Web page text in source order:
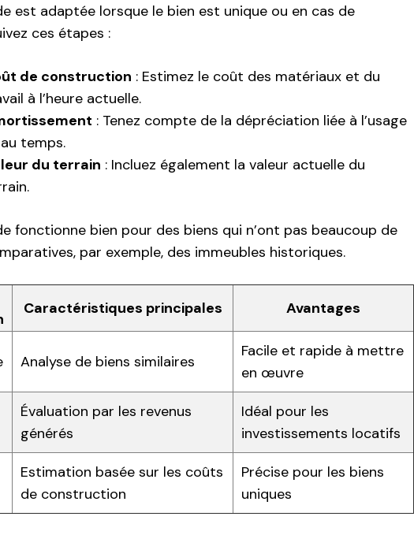
est adaptée lorsque le bien est unique ou en cas de
ces étapes :
de construction : Estimez le coût des matériaux et du
à l’heure actuelle.
: Tenez compte de la dépréciation liée à l’usage
temps.
du terrain : Incluez également la valeur actuelle du
fonctionne bien pour des biens qui n’ont pas beaucoup de
par exemple, des immeubles historiques.
Caractéristiques principales Avantages
Analyse de biens similaires
Facile et rapide à mettre
en œuvre
Évaluation par les revenus
générés
Idéal pour les
investissements locatifs
Estimation basée sur les coûts
de construction
Précise pour les biens
uniques